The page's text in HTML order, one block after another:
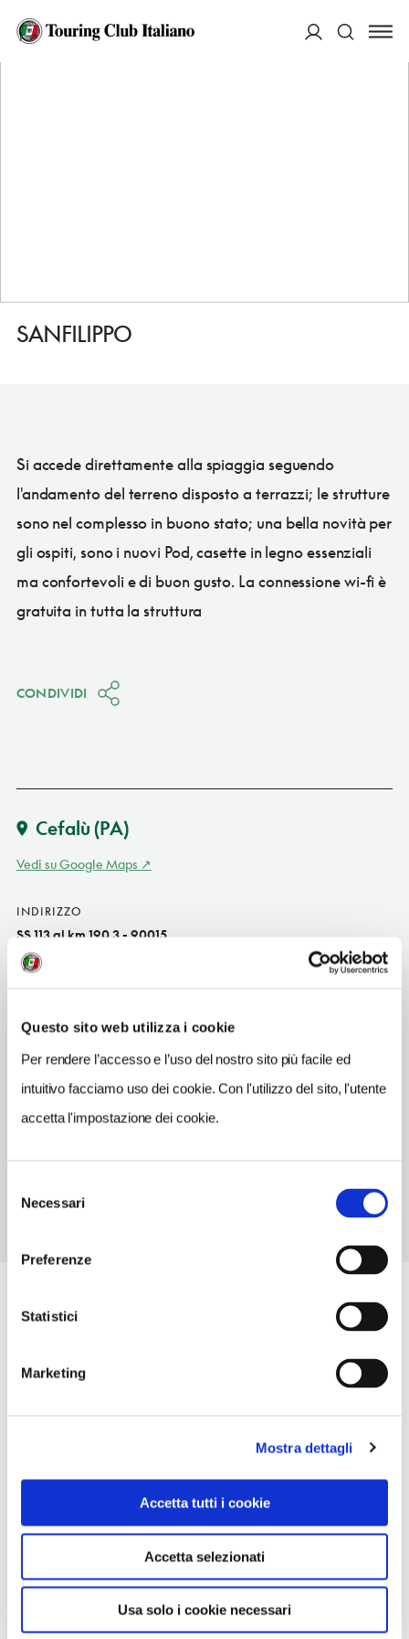
Questo sito web utilizza i cookie
Per rendere l’accesso e l’uso del nostro sito più facile ed
intuitivo facciamo uso dei cookie. Con l'utilizzo del sito, l'utente
accetta l'impostazione dei cookie.
delNecessari
Preferenze
Statistici
Marketing
Mostra dettagli
Accetta tutti i cookie
Accetta selezionati
Usa solo i cookie necessari
HOME
SANFILIPPO
Si accede direttamente alla spiaggia seguendo
l'andamento del terreno disposto a terrazzi; le strutture
sono nel complesso in buono stato; una bella novità per
gli ospiti, sono i nuovi Pod, casette in legno essenziali
ma confortevoli e di buon gusto. La connessione wi-fi è
gratuita in tutta la struttura
CONDIVIDI
Cefalù (PA)
Vedi su Google Maps
INDIRIZZO
SS 113 al km 190,3 - 90015
Cefalù (PA)
Sicilia IT
www.campingsanfilippo.com
info@campingsanfilippo.com